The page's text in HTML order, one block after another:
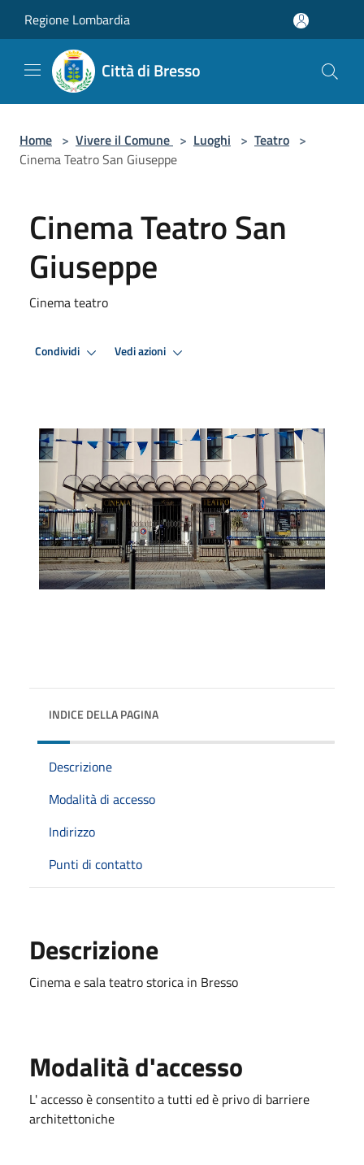
Regione Lombardia
Città di Bresso
Home > Vivere il Comune > Luoghi > Teatro >
Cinema Teatro San Giuseppe
Cinema Teatro San
Giuseppe
Cinema teatro
Condividi Vedi azioni
INDICE DELLA PAGINA
Descrizione
Modalità di accesso
Indirizzo
Punti di contatto
Descrizione
Cinema e sala teatro storica in Bresso
Modalità d'accesso
L' accesso è consentito a tutti ed è privo di barriere
architettoniche